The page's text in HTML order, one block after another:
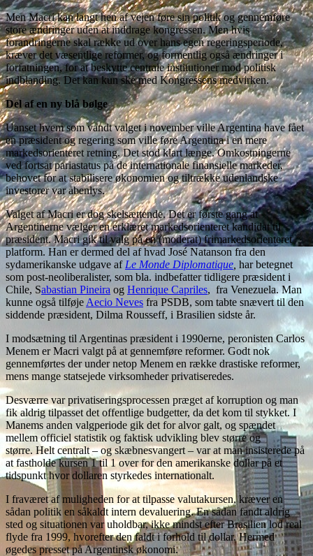
Men Macri kan langt hen af vejen føre sin politik og gennemføre
store ændringer uden at inddrage kongressen. Men hvis
forandringerne skal række ud over hans egen regeringsperiode,
kræver det væsentlige reformer, og formentlig også ændringer i
forfatningen, for at beskytte centrale institutioner mod politisk
indblanding. Det kan kun ske med Kongressens medvirken.
Del af en ny blå bølge
Uanset hvem som vandt valget i november ville Argentina have fået
en præsident og regering som ville føre Argentina i en mere
markedsorienteret retning. Det stod klart længe. Omkostningerne
ved fortsat pariastatus på de internationale finansielle markeder,
behovet for at stabilisere økonomien og tiltrække udenlandske
investorer var åbenlys.
Valget af Macri er dog skelsættende. Det er første gang at
Argentinerne vælger en erklæret markedsorienteret kandidat til
præsident. Macri gik til valg på en (moderat) frimarkedsorienteret
platform. Han er dermed del af hvad José Natanson fra den
sydamerikanske udgave af Le Monde Diplomatique har betegnet
som post-neoliberalister, som bla. indbefatter tidligere præsident i
Chile, Sabastian Pineira og Henrique Capriles, fra Venezuela. Man
kunne også tilføje Aecio Neves fra PSDB, som tabte snævert til den
siddende præsident, Dilma Rousseff, i Brasilien sidste år.
I modsætning til Argentinas præsident i 1990erne, peronisten Carlos
Menem er Macri valgt på at gennemføre reformer. Godt nok
gennemførtes der under netop Menem en række drastiske reformer,
mens mange statsejede virksomheder privatiseredes.
Desværre var privatiseringsprocessen præget af korruption og man
fik aldrig tilpasset det offentlige budgetter, da det kom til stykket. I
Manems anden valgperiode gik det for alvor galt, og spændet
mellem officiel statistik og faktisk udvikling blev større og
større. Helt centralt – og skæbnesvangert – var at man insisterede på
at fastholde kursen 1 til 1 over for den amerikanske dollar på et
tidspunkt hvor dollaren styrkedes internationalt.
I fraværet af muligheden for at tilpasse valutakursen, kræver en
sådan politik en såkaldt intern devaluering. En sådan fandt aldrig
sted og situationen var uholdbar, ikke mindst efter Brasilien lod real
flyde fra 1999, hvorefter den faldt i forhold til dollar. Hermed
øgedes presset på Argentinsk økonomi.